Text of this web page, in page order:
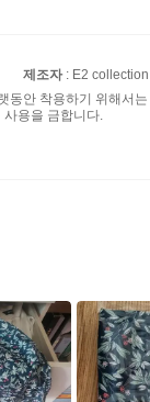
제조자: E2 collection
안 착용하기 위해서
용을 금합니다.